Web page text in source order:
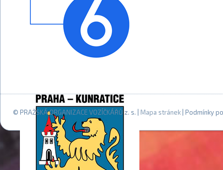
© PRAŽSKÁ ORGANIZACE VOZÍČKÁŘŮ z. s. | Mapa stránek | Podmínky